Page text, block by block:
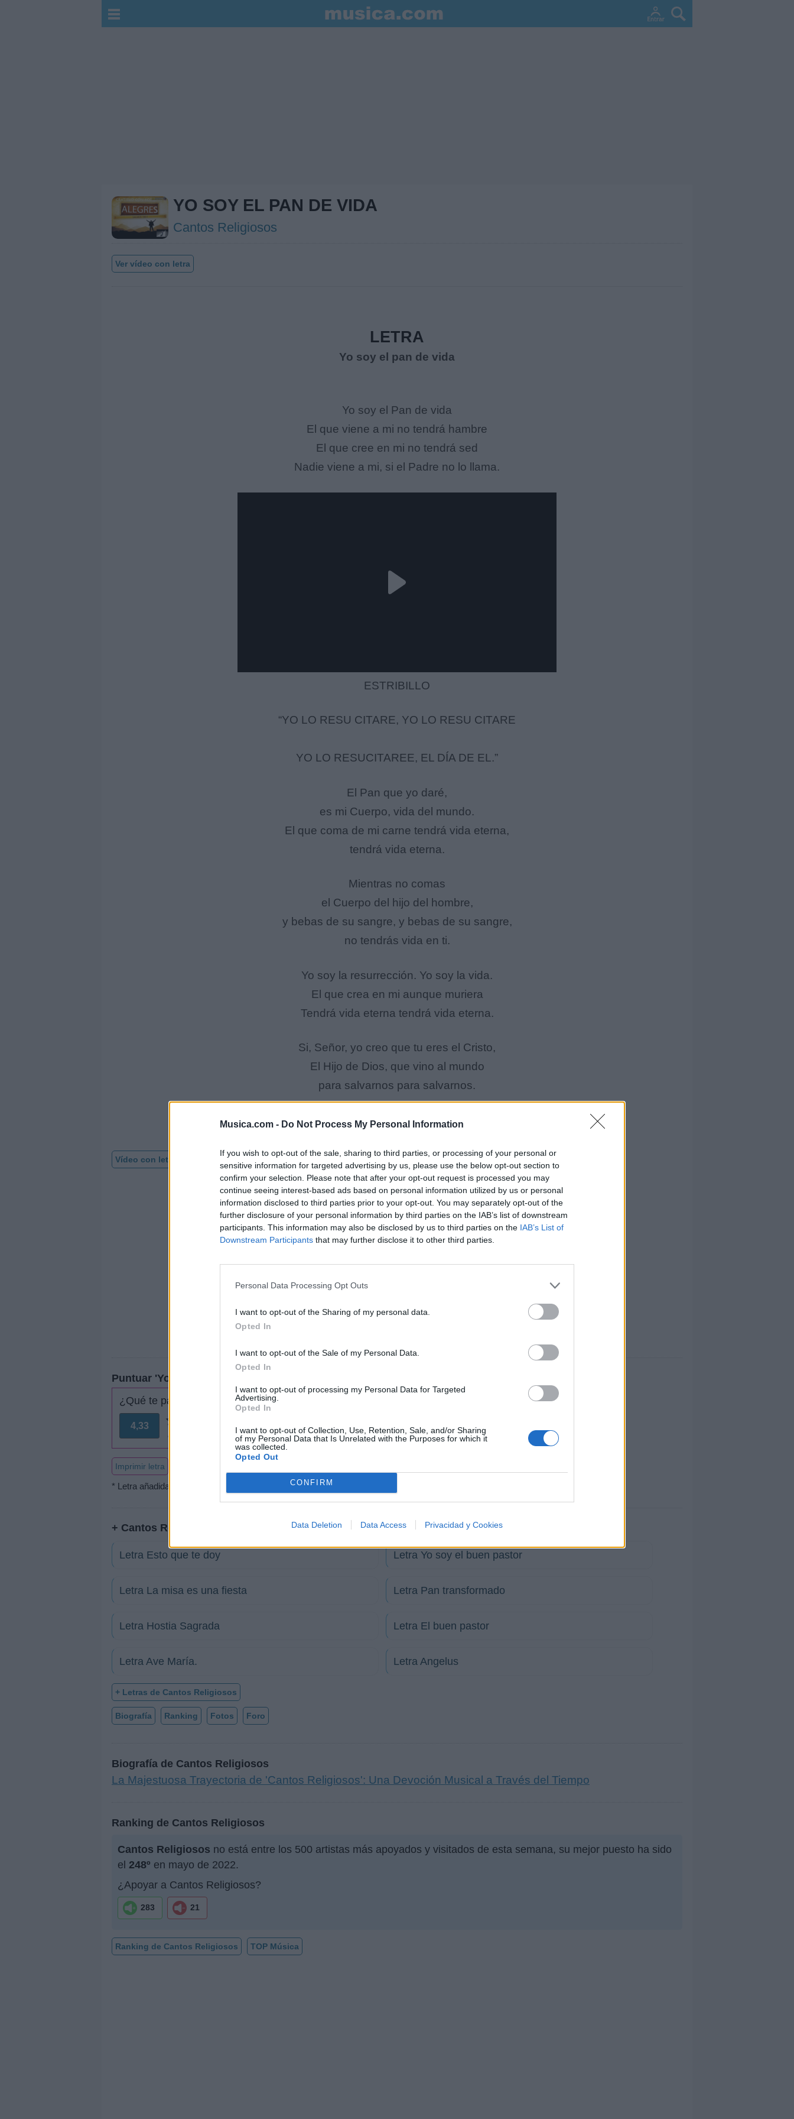
Musica.com - Do Not Process My Personal Information
If you wish to opt-out of the sale, sharing to third parties, or processing of your personal or
sensitive information for targeted advertising by us, please use the below opt-out section to
confirm your selection. Please note that after your opt-out request is processed you may
continue seeing interest-based ads based on personal information utilized by us or personal
information disclosed to third parties prior to your opt-out. You may separately opt-out of the
further disclosure of your personal information by third parties on the IAB’s list of downstream
participants. This information may also be disclosed by us to third parties on the IAB’s List of
Downstream Participants that may further disclose it to other third parties.
Personal Data Processing Opt Outs
I want to opt-out of the Sharing of my personal data.
Opted In
I want to opt-out of the Sale of my Personal Data.
Opted In
I want to opt-out of processing my Personal Data for Targeted
Advertising.
Opted In
I want to opt-out of Collection, Use, Retention, Sale, and/or Sharing
of my Personal Data that Is Unrelated with the Purposes for which it
was collected.
Opted Out
CONFIRM
Data Deletion Data Access Privacidad y Cookies
YO SOY EL PAN DE VIDA
Cantos Religiosos
Ver vídeo con letra
LETRA
Yo soy el pan de vida
Yo soy el Pan de vida
El que viene a mi no tendrá hambre
El que cree en mi no tendrá sed
Nadie viene a mi, si el Padre no lo llama.
ESTRIBILLO
“YO LO RESU CITARE, YO LO RESU CITARE
YO LO RESUCITAREE, EL DÍA DE EL.”
El Pan que yo daré,
es mi Cuerpo, vida del mundo.
El que coma de mi carne tendrá vida eterna,
tendrá vida eterna.
Mientras no comas
el Cuerpo del hijo del hombre,
y bebas de su sangre, y bebas de su sangre,
no tendrás vida en ti.
Yo soy la resurrección. Yo soy la vida.
El que crea en mi aunque muriera
Tendrá vida eterna tendrá vida eterna.
Si, Señor, yo creo que tu eres el Cristo,
El Hijo de Dios, que vino al mundo
para salvarnos para salvarnos.
.
Vídeo con letra
Puntuar 'Yo soy el pan de vida'
¿Qué te parece esta canción?
4,33
86 votos
Imprimir letra
* Letra añadida por
+ Cantos Religiosos
Letra Esto que te doy Letra Yo soy el buen pastor
Letra La misa es una fiesta Letra Pan transformado
Letra Hostia Sagrada Letra El buen pastor
Letra Ave María. Letra Angelus
+ Letras de Cantos Religiosos
Biografía Ranking Fotos Foro
Biografía de Cantos Religiosos
La Majestuosa Trayectoria de 'Cantos Religiosos': Una Devoción Musical a Través del Tiempo
Ranking de Cantos Religiosos
Cantos Religiosos no está entre los 500 artistas más apoyados y visitados de esta semana, su mejor puesto ha sido
el 248º en mayo de 2022.
¿Apoyar a Cantos Religiosos?
283 21
Ranking de Cantos Religiosos TOP Música